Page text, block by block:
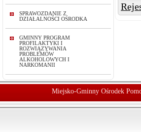
SPRAWOZDANIE Z
DZIAŁALNOŚCI OŚRODKA
GMINNY PROGRAM
PROFILAKTYKI I
ROZWIĄZYWANIA
PROBLEMÓW
ALKOHOLOWYCH I
NARKOMANII
Miejsko-Gminny Ośrodek